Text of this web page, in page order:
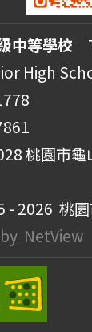
中等學校
High
桃園市
- 2026 桃
NetView